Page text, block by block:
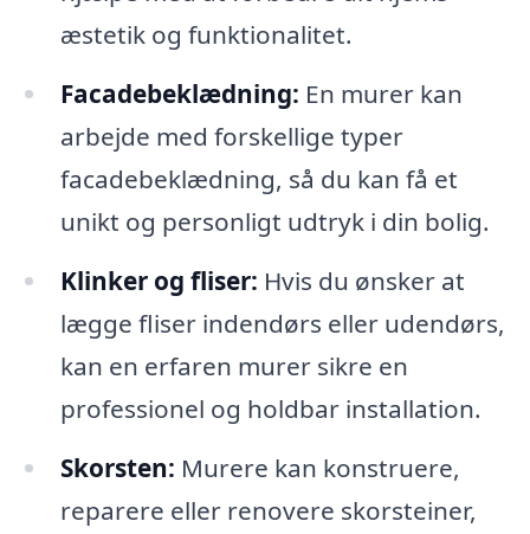
æstetik og funktionalitet.
Facadebeklædning: En murer kan
arbejde med forskellige typer
facadebeklædning, så du kan få et
unikt og personligt udtryk i din bolig.
Klinker og fliser: Hvis du ønsker at
lægge fliser indendørs eller udendørs,
kan en erfaren murer sikre en
professionel og holdbar installation.
Skorsten: Murere kan konstruere,
reparere eller renovere skorsteiner,